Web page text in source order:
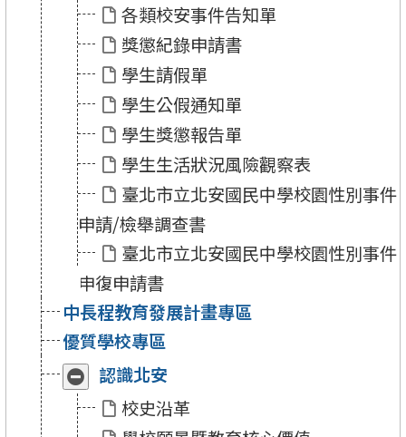
「各
表
單
區」
「各
表
單
區」
各類校安事件告知單
獎懲紀錄申請書
學生請假單
學生公假通知單
學生獎懲報告單
學生生活狀況風險觀察表
臺北市立北安國民中學校園性別事件
申請/檢舉調查書
臺北市立北安國民中學校園性別事件
申復申請書
中長程教育發展計畫專區
優質學校專區
收
合
「認
展
開
「認
認識北安
校史沿革